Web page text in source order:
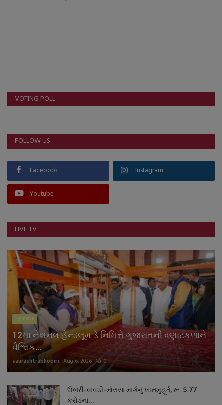
રાષ્ટ્રીય
ગુજરાત
જુનાગઢ
Support US
નાણાંકીય સમાચાર
સ્થાનિક સમાચાર
સ્પોર્ટ્સ
રાશિફળ
ગુનાખોરી
બોલિવૂડ
સ્વાસ્થ્ય
VOTING POLL
FOLLOW US
Facebook Instagram
Youtube
LIVE TV
ગુજરાત
12મા નેશનલ હેન્ડલૂમ ડે નિમિત્તે ગુજરાતની વણાટકળાને
વૈશ્વિક...
saurashtrabhoomi Aug 6, 2026 0
ઉંબરી-વાવડી-મોરાસા માર્ગનું ખાતમુહૂર્ત, રૂ. 5.77
કરોડના...